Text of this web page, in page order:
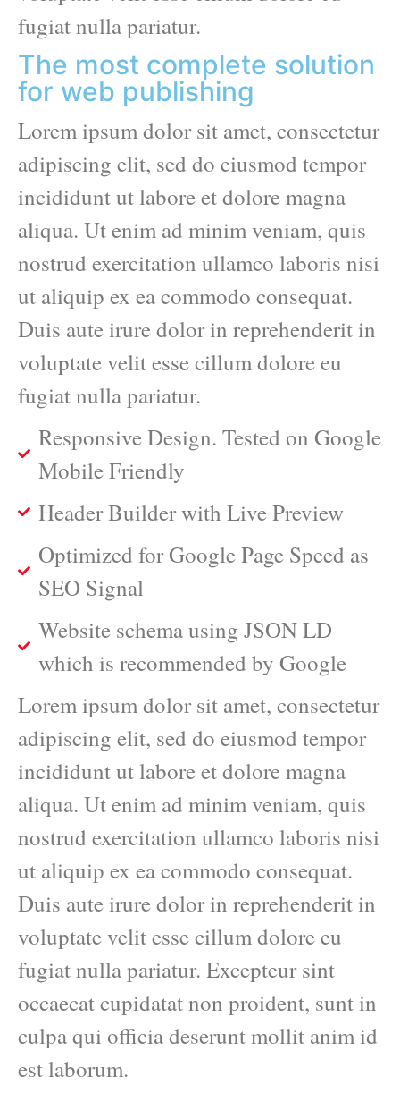
fugiat nulla pariatur.
The most complete solution
for web publishing
Lorem ipsum dolor sit amet, consectetur
adipiscing elit, sed do eiusmod tempor
incididunt ut labore et dolore magna
aliqua. Ut enim ad minim veniam, quis
nostrud exercitation ullamco laboris nisi
ut aliquip ex ea commodo consequat.
Duis aute irure dolor in reprehenderit in
voluptate velit esse cillum dolore eu
fugiat nulla pariatur.
Responsive Design. Tested on Google
Mobile Friendly
Header Builder with Live Preview
Optimized for Google Page Speed as
SEO Signal
Website schema using JSON LD
which is recommended by Google
Lorem ipsum dolor sit amet, consectetur
adipiscing elit, sed do eiusmod tempor
incididunt ut labore et dolore magna
aliqua. Ut enim ad minim veniam, quis
nostrud exercitation ullamco laboris nisi
ut aliquip ex ea commodo consequat.
Duis aute irure dolor in reprehenderit in
voluptate velit esse cillum dolore eu
fugiat nulla pariatur. Excepteur sint
occaecat cupidatat non proident, sunt in
culpa qui officia deserunt mollit anim id
est laborum.